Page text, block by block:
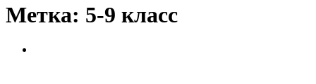
Метка: 5-9 класс